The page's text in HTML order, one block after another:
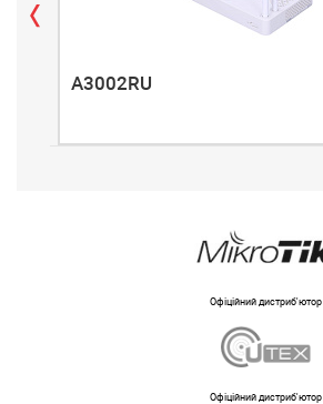
A3002RU
Офіційний дистриб'ютор
Офіційний дистриб'ютор